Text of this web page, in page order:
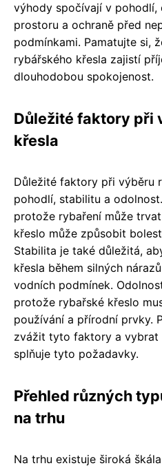
výhody spočívají v pohodlí,
prostoru a ochraně před
podmínkami. Pamatujte si,
rybářského křesla zajistí
dlouhodobou spokojenost.
Důležité faktory při
křesla
Důležité faktory při výběru
pohodlí, stabilitu a
protože rybaření může
křeslo může způsobit
Stabilita je také důležitá,
křesla během silných
vodních podmínek.
protože rybařské křeslo
používání a přírodní prvky.
zvážit tyto faktory a vybrat
splňuje tyto požadavky.
Přehled různých
na trhu
Na trhu existuje široká